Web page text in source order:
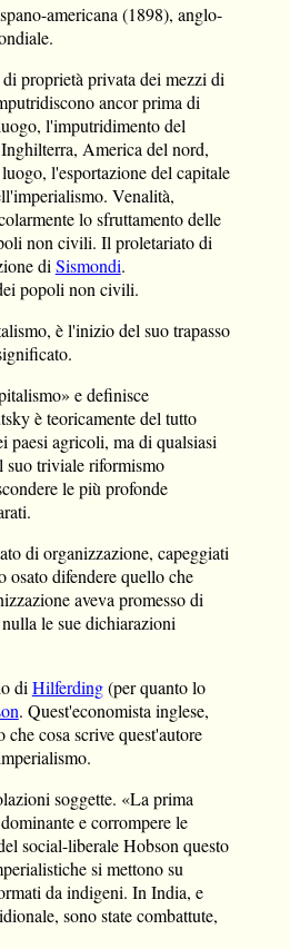
americana (1898), anglo-
proprietà privata dei mezzi di
ancor prima di
l'imputridimento del
America del nord,
l'esportazione del capitale
Venalità,
lo sfruttamento delle
non civili. Il proletariato di
di Sismondi.
popoli non civili.
è l'inizio del suo trapasso
e definisce
è teoricamente del tutto
paesi agricoli, ma di qualsiasi
suo triviale riformismo
le più profonde
di organizzazione, capeggiati
osato difendere quello che
aveva promesso di
le sue dichiarazioni
di Hilferding(per quanto lo
. Quest'economista inglese,
cosa scrive quest'autore
soggette. «La prima
e corrompere le
social-liberale Hobson questo
si mettono su
da indigeni. In India, e
sono state combattute,